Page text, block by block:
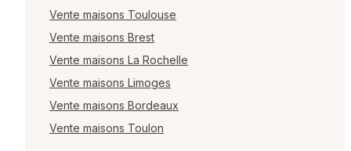
Vente maisons Toulouse
Vente maisons Brest
Vente maisons La Rochelle
Vente maisons Limoges
Vente maisons Bordeaux
Vente maisons Toulon